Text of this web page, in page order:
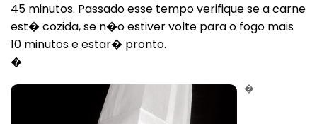
45 minutos. Passado esse tempo verifique se a carne
est� cozida, se n�o estiver volte para o fogo mais
10 minutos e estar� pronto.
�
�